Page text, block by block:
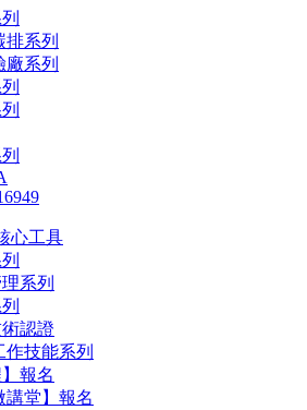
排系列
廠系列
心工具
系列
認證
技能系列
】報名
講堂】報名